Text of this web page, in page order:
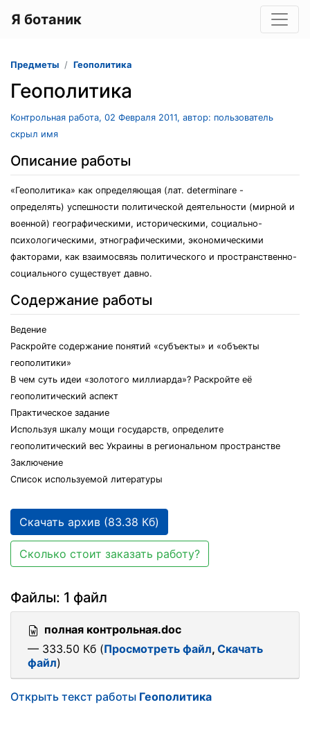
Я ботаник
Предметы Геополитика
Геополитика
Контрольная работа, 02 Февраля 2011, автор: пользователь
скрыл имя
Описание работы
«Геополитика» как определяющая (лат. determinare -
определять) успешности политической деятельности (мирной и
военной) географическими, историческими, социально-
психологическими, этнографическими, экономическими
факторами, как взаимосвязь политического и пространственно-
социального существует давно.
Содержание работы
Ведение
Раскройте содержание понятий «субъекты» и «объекты
геополитики»
В чем суть идеи «золотого миллиарда»? Раскройте её
геополитический аспект
Практическое задание
Используя шкалу мощи государств, определите
геополитический вес Украины в региональном пространстве
Заключение
Список используемой литературы
Скачать архив (83.38 Кб)
Сколько стоит заказать работу?
Файлы: 1 файл
полная контрольная.doc
— 333.50 Кб (Просмотреть файл, Скачать
файл)
Открыть текст работы Геополитика